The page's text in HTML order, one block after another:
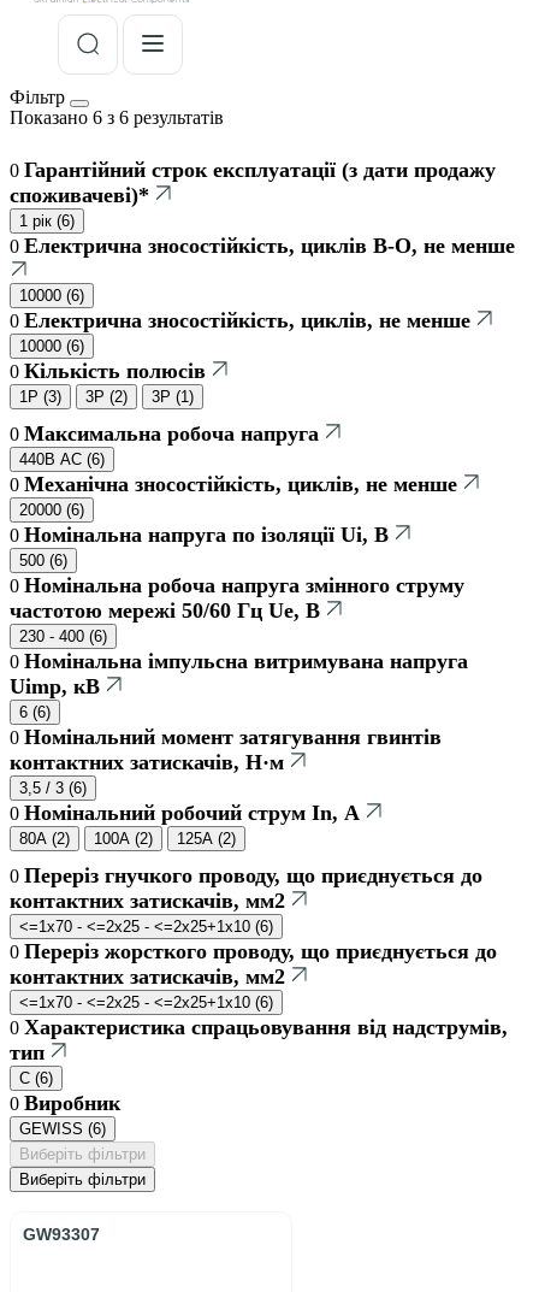
Фільтр
Показано 6 з 6 результатів
0 Гарантійний строк експлуатації (з дати продажу
споживачеві)*
1 рік (6)
0 Електрична зносостійкість, циклів В-О, не менше
10000 (6)
0 Електрична зносостійкість, циклів, не менше
10000 (6)
0 Кількість полюсів
1Р (3) 3P (2) 3Р (1)
0 Максимальна робоча напруга
440В AC (6)
0 Механічна зносостійкість, циклів, не менше
20000 (6)
0 Номінальна напруга по ізоляції Uі, В
500 (6)
0 Номінальна робоча напруга змінного струму
частотою мережі 50/60 Гц Ue, В
230 - 400 (6)
0 Номінальна імпульсна витримувана напруга
Uimp, кВ
6 (6)
0 Номінальний момент затягування гвинтів
контактних затискачів, Н·м
3,5 / 3 (6)
0 Номінальний робочий струм In, А
80A (2) 100A (2) 125A (2)
0 Переріз гнучкого проводу, що приєднується до
контактних затискачів, мм2
<=1x70 - <=2x25 - <=2x25+1x10 (6)
0 Переріз жорсткого проводу, що приєднується до
контактних затискачів, мм2
<=1x70 - <=2x25 - <=2x25+1x10 (6)
0 Характеристика спрацьовування від надструмів,
тип
C (6)
0 Виробник
GEWISS (6)
Виберіть фільтри
Виберіть фільтри
GW93307